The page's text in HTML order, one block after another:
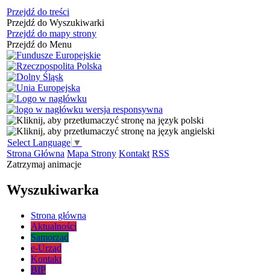
Przejdź do treści
Przejdź do Wyszukiwarki
Przejdź do mapy strony
Przejdź do Menu
Select Language ▼
Strona Główna Mapa Strony Kontakt RSS
Zatrzymaj animacje
Wyszukiwarka
Strona główna
Aktualności
Samorząd
e-Urząd
Kontakt
BIP